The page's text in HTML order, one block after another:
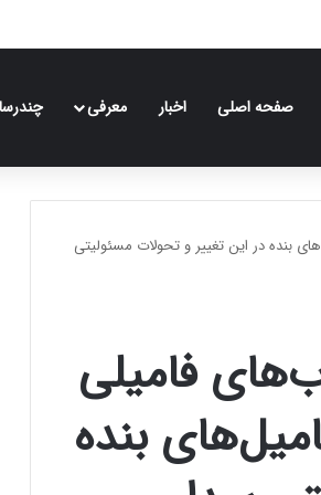
صفحه اصلی اخبار معرفی
بنده در این تغییر و تحولات مسئولیتی
فامیلی
بنده